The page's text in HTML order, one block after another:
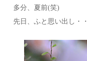
多分、夏前(笑)
先日、ふと思い出し・